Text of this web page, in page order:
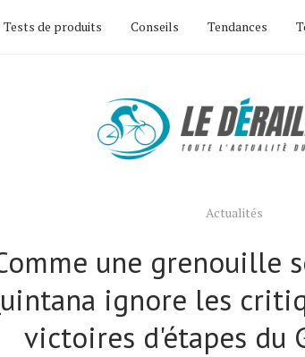
Tests de produits Conseils Tendances
Actualités
une grenouille
ignore les
victoires d'étapes du